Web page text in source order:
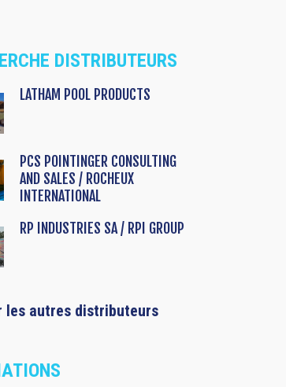
DISTRIBUTEURS
LATHAM POOL PRODUCTS
PCS POINTINGER CONSULTING
AND SALES / ROCHEUX
INTERNATIONAL
RP INDUSTRIES SA / RPI GROUP
les autres distributeurs